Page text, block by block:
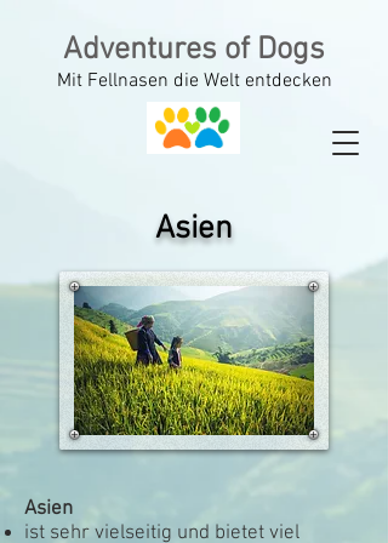
Adventures of Dogs
Mit Fellnasen die Welt entdecken
Asien
Asien
ist sehr vielseitig und bietet viel